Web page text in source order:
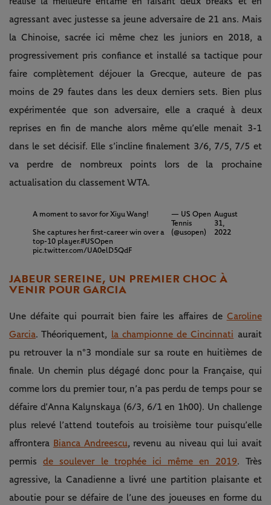
agressant avec justesse sa jeune adversaire de 21 ans. Mais
la Chinoise, sacrée ici même chez les juniors en 2018, a
progressivement pris confiance et installé sa tactique pour
faire complètement déjouer la Grecque, auteure de pas
moins de 29 fautes dans les deux derniers sets. Bien plus
expérimentée que son adversaire, elle a craqué à deux
reprises en fin de manche alors même qu’elle menait 3-1
dans le set décisif. Elle s’incline finalement 3/6, 7/5, 7/5 et
va perdre de nombreux points lors de la prochaine
actualisation du classement WTA.
A moment to savor for Xiyu Wang!
She captures her first-career win over a
top-10 player.#USOpen
pic.twitter.com/UA0elD5QdF
— US Open
Tennis
(@usopen)
August
31,
2022
JABEUR SEREINE, UN PREMIER CHOC À
VENIR POUR GARCIA
Une défaite qui pourrait bien faire les affaires de Caroline
Garcia. Théoriquement, la championne de Cincinnati aurait
pu retrouver la n°3 mondiale sur sa route en huitièmes de
finale. Un chemin plus dégagé donc pour la Française, qui
comme lors du premier tour, n’a pas perdu de temps pour se
défaire d’Anna Kalynskaya (6/3, 6/1 en 1h00). Un challenge
plus relevé l’attend toutefois au troisième tour puisqu’elle
affrontera Bianca Andreescu, revenu au niveau qui lui avait
permisde soulever le trophée ici même en 2019. Très
agressive, la Canadienne a livré une partition plaisante et
aboutie pour se défaire de l’une des joueuses en forme du